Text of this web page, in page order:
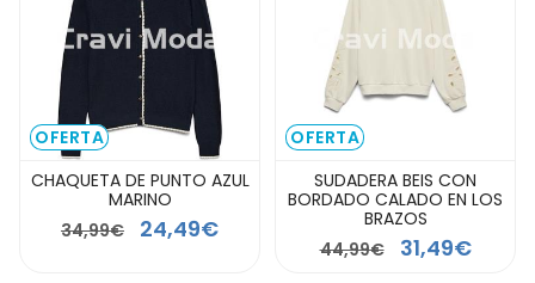
OFERTA
CHAQUETA DE PUNTO AZUL
MARINO
34,99€
24,49€
OFERTA
SUDADERA BEIS CON
BORDADO CALADO EN LOS
BRAZOS
44,99€
31,49€